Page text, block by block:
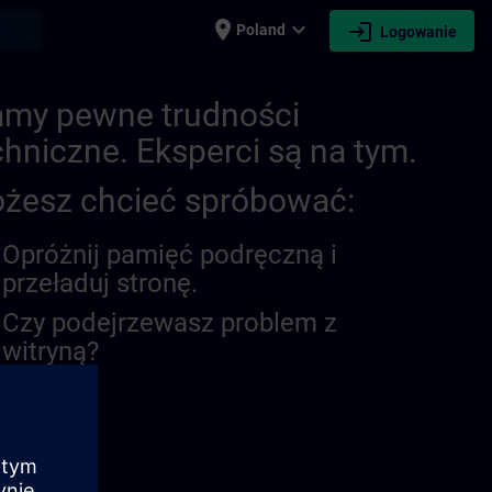
place Poland expand_more login Logowanie
pewne trudności
Eksperci są na tym.
chcieć spróbować:
Opróżnij pamięć podręczną i
przeładuj stronę.
Czy podejrzewasz problem z
witryną?